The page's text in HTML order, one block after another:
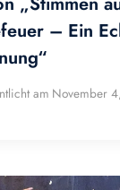
– Ein
am November